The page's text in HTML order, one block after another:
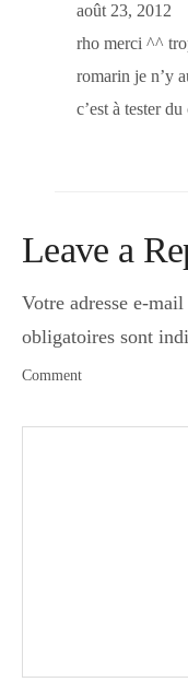
août 23, 2012
rho merci ^^
romarin je n’y
c’est à tester
Leave a
Votre adresse e-
obligatoires sont
Comment